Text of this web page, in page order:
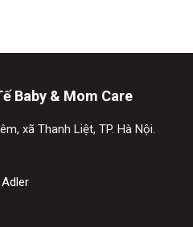
Baby & Mom Care
xã Thanh Liệt, TP. Hà Nội.